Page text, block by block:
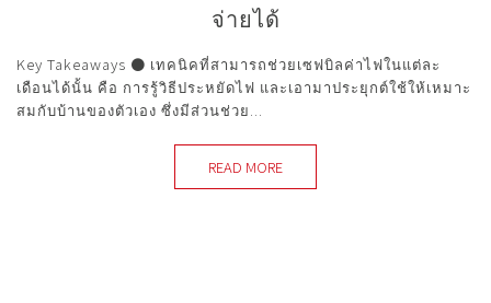
จ่ายได้
Key Takeaways ● เทคนิคที่สามารถช่วยเซฟบิลค่าไฟในแต่ละ
เดือนได้นั้น คือ การรู้วิธีประหยัดไฟ และเอามาประยุกต์ใช้ให้เหมาะ
สมกับบ้านของตัวเอง ซึ่งมีส่วนช่วย...
READ MORE